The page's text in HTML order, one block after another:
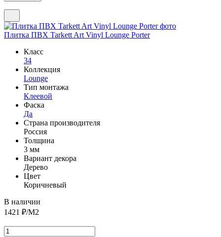
Плитка ПВХ Tarkett Art Vinyl Lounge Porter
Класс
34
Коллекция
Lounge
Тип монтажа
Клеевой
Фаска
Да
Страна производителя
Россия
Толщина
3 мм
Вариант декора
Дерево
Цвет
Коричневый
В наличии
1421 ₽/М2